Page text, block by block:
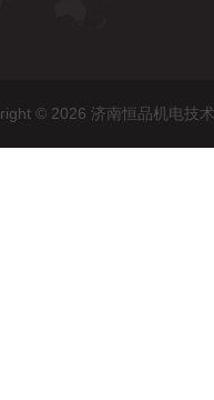
© 2026 济南恒品机电技